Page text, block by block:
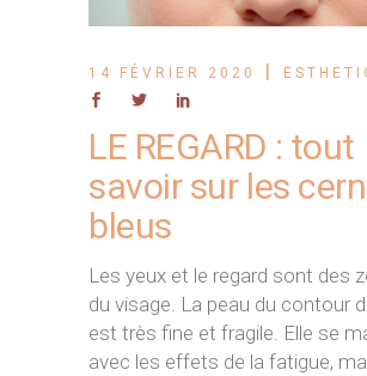
14 FÉVRIER 2020
LE REGARD : tout
savoir sur les
bleus
Les yeux et le regard sont des
du visage. La peau du contour
est très fine et fragile. Elle se
avec les effets de la fatigue,